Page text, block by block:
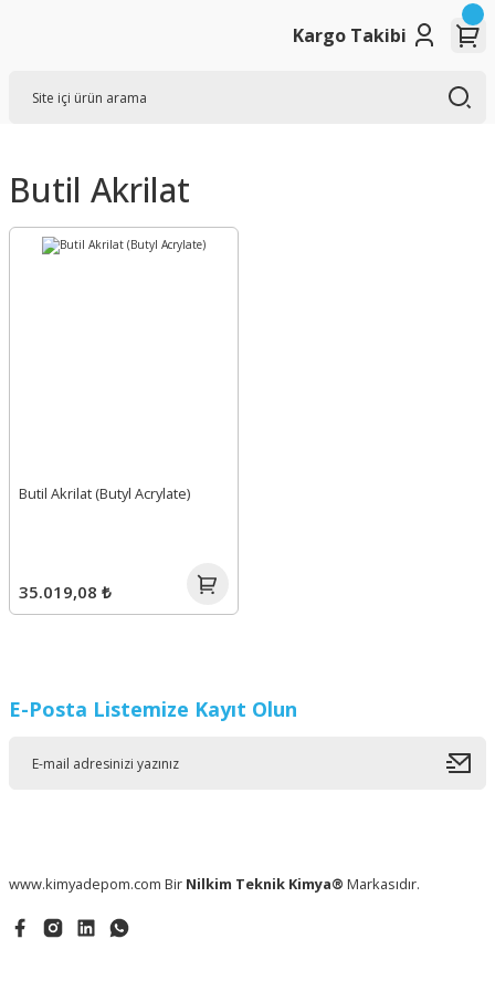
Kargo Takibi
Butil Akrilat
Butil Akrilat (Butyl Acrylate)
35.019,08 ₺
E-Posta Listemize Kayıt Olun
www.kimyadepom.com Bir Nilkim Teknik Kimya® Markasıdır.